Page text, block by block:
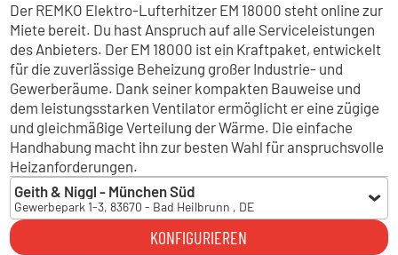
Der REMKO Elektro-Lufterhitzer EM 18000 steht online zur
Miete bereit. Du hast Anspruch auf alle Serviceleistungen
des Anbieters. Der EM 18000 ist ein Kraftpaket, entwickelt
für die zuverlässige Beheizung großer Industrie- und
Gewerberäume. Dank seiner kompakten Bauweise und
dem leistungsstarken Ventilator ermöglicht er eine zügige
und gleichmäßige Verteilung der Wärme. Die einfache
Handhabung macht ihn zur besten Wahl für anspruchsvolle
Heizanforderungen.
Geith & Niggl - München Süd
Gewerbepark 1-3, 83670 - Bad Heilbrunn , DE
Geith & Niggl - München Süd
Gewerbepark 1-3, 83670 - Bad Heilbrunn , DE
KONFIGURIEREN